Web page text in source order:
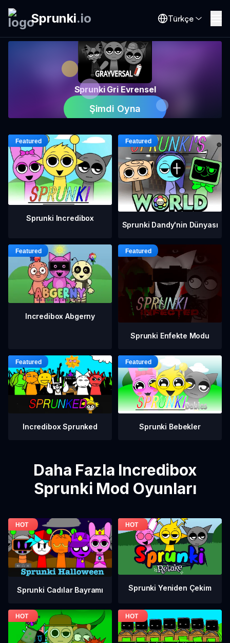
Sprunki.io Türkçe
Sprunki Gri Evrensel
Şimdi Oyna
Sprunki Incredibox
Sprunki Dandy'nin Dünyası
Incredibox Abgerny
Sprunki Enfekte Modu
Incredibox Sprunked Sprunki Bebekler
Daha Fazla Incredibox
Sprunki Mod Oyunları
Sprunki Cadılar Bayramı Sprunki Yeniden Çekim